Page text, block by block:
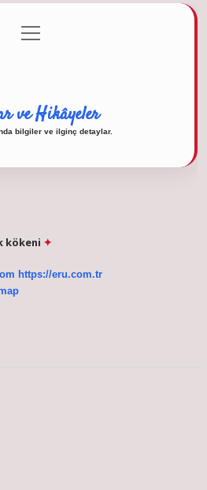
Politikası
menüyü
aç
ve Hikâyeler
bilgiler ve ilginç detaylar.
kökeni
https://eru.com.tr